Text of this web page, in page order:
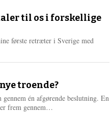
til os i forskellige
første retræter i Sverige med
troende?
én afgørende beslutning. En
frem gennem…